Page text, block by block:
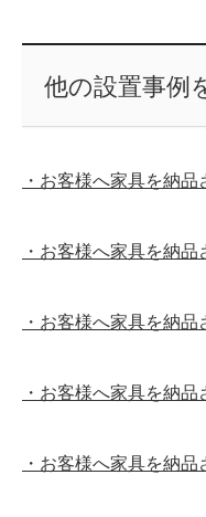
他の設置事例
・お客様へ家具を納
・お客様へ家具を納
・お客様へ家具を納
・お客様へ家具を納
・お客様へ家具を納